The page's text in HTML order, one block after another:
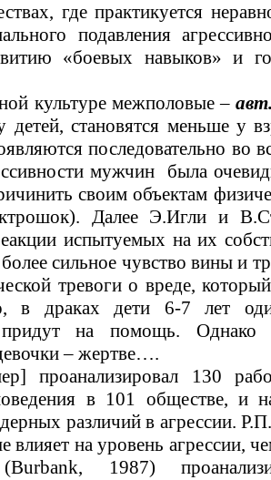
где практикуется
подавления
«боевых навыков» и
культуре межполовые –
детей, становятся меньше у
последовательно во
мужчин была
своим объектам
Далее Э.Игли и
испытуемых на их
сильное чувство вины и
тревоги о вреде,
в драках дети 6-7 лет
придут на помощь. Однако
– жертве….
проанализировал 130
в 101 обществе, и
различий в агрессии.
влияет на уровень агрессии,
1987)